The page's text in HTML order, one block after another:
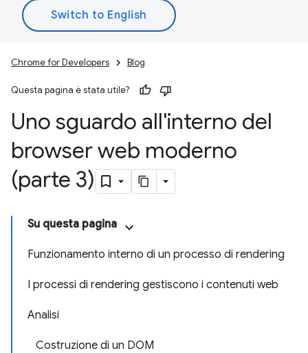
Chrome for Developers Blog
Questa pagina è stata utile?
Uno sguardo all'interno del
browser web moderno
(parte 3)
Su questa pagina
Funzionamento interno di un processo di rendering
I processi di rendering gestiscono i contenuti web
Analisi
Costruzione di un DOM